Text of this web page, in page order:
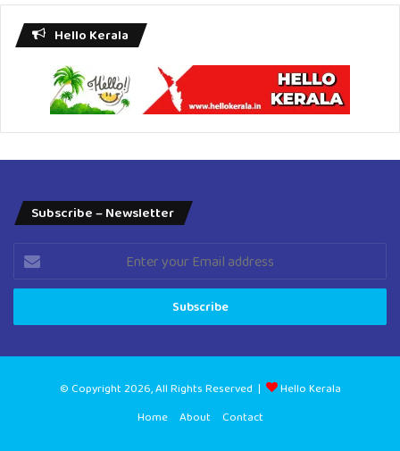
Hello Kerala
Subscribe – Newsletter
Enter
your
Email
© Copyright 2026, All Rights Reserved |
Hello Kerala
Home
About Contact